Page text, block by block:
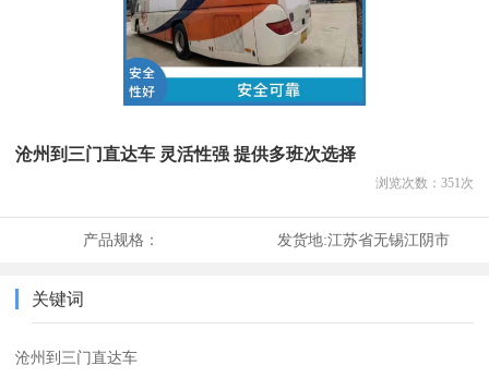
沧州到三门直达车 灵活性强 提供多班次选择
浏览次数： 351次
产品规格： 发货地:江苏省无锡江阴市
关键词
沧州到三门直达车